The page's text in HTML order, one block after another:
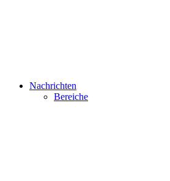
Nachrichten
Bereiche